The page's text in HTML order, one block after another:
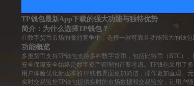
TP钱包最新App下载的强大功能与独特优势
简介：为什么选择TP钱包？
在数字货币市场的激烈竞争中，选择一款可靠且功能强大的钱
功能概览
多重货币支持TP钱包支持多种数字货币，包括比特币（BTC）
安全保障安全始终是数字资产管理的首要考虑。TP钱包采用了
用户体验优化新版本的TP钱包界面更加简洁，操作更加直观。
实时交易监控TP钱包提供实时的市场数据和交易监控，让用户